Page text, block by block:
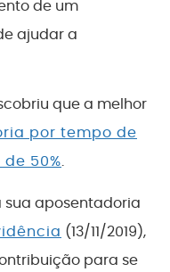
de um
ajudar a
que a melhor
por tempo de
50%.
aposentadoria
(13/11/2019),
para se